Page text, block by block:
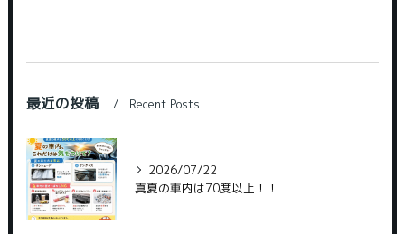
最近の投稿 Recent Posts
2026/07/22
真夏の車内は70度以上！！